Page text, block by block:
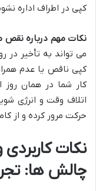
کپی در اطراف اداره
نکات مهم درباره نقص
می تواند به تأخیر در
کپی ناقص یا عدم
کار شما در همان
اتلاف وقت و انرژی
حرکت مرور کرده و از
نکات کاربردی
چالش ها: